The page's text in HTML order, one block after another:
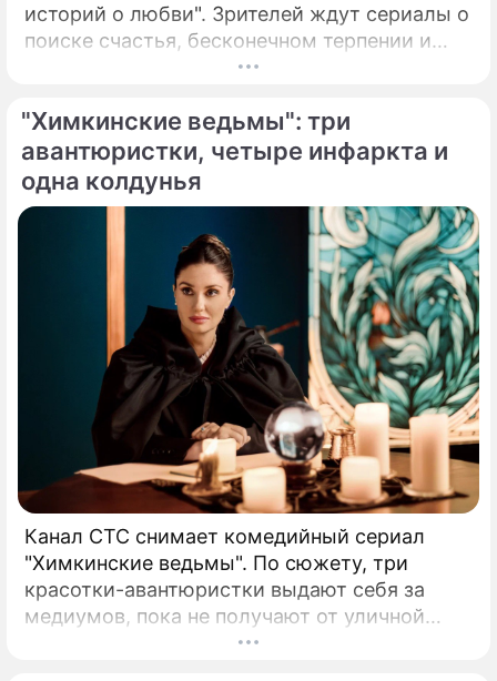
историй о любви". Зрителей ждут сериалы о
поиске счастья, бесконечном терпении и
обволакивающей, словно теплый плед,
"Ведьмина любовь", в котором снялись
Елена Коренева, Наталия Аринбасарова,
Татьяна Лютаева, Анна Ардова, а также
историческая мелодрама "Берега любви" о
юной Насте Пахомовой, вернувшейся в
родное село после учебы.
"Химкинские ведьмы": три
авантюристки, четыре инфаркта и
одна колдунья
Канал СТС снимает комедийный сериал
"Химкинские ведьмы". По сюжету, три
красотки-авантюристки выдают себя за
медиумов, пока не получают от уличной
колдуньи (Алена Яковлева) настоящий дар.